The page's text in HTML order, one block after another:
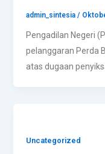
admin_sintesia /
Pengadilan Negeri
pelanggaran Perda
atas dugaan
Uncategorized